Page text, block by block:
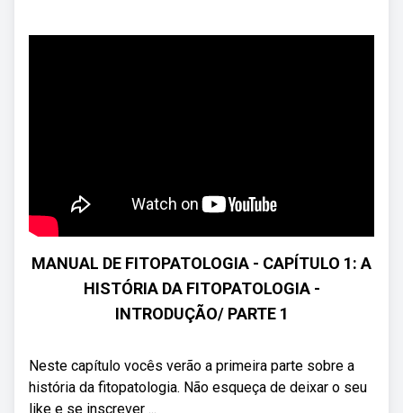
MANUAL DE FITOPATOLOGIA - CAPÍTULO 1: A
HISTÓRIA DA FITOPATOLOGIA -
INTRODUÇÃO/ PARTE 1
Neste capítulo vocês verão a primeira parte sobre a
história da fitopatologia. Não esqueça de deixar o seu
like e se inscrever ...